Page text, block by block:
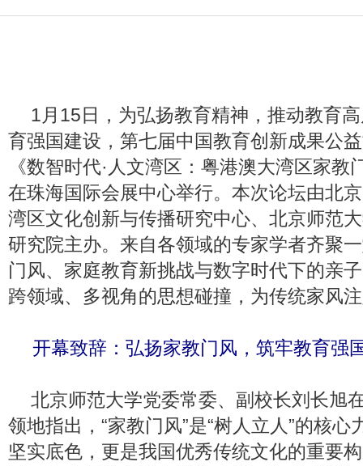
1月15日，为弘扬教育精神，推动教育
育强国建设，第七届中国教育创新成果公
《数智时代·人文湾区：粤港澳大湾区家教
在珠海国际会展中心举行。本次论坛由北
湾区文化创新与传播研究中心、北京师范
研究院主办。来自各领域的专家学者齐聚
门风、家庭教育新挑战与数字时代下的亲
跨领域、多视角的思想碰撞，为传统家风
开幕致辞：弘扬家教门风，筑牢教育强
北京师范大学党委常委、副校长刘长旭
领地指出，“家教门风”是“树人立人”的核
坚实底色，更是我国优秀传统文化的重要